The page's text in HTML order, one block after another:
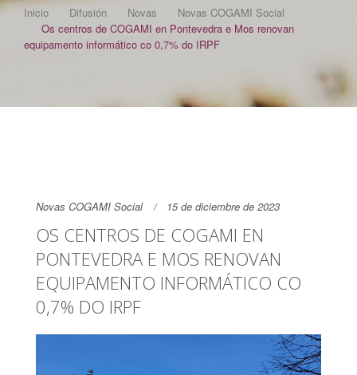
Inicio Difusión Novas
Novas COGAMI Social
Os centros de COGAMI en Pontevedra e Mos renovan
equipamento informático co 0,7% do IRPF
Novas COGAMI Social 15 de diciembre de 2023
OS CENTROS DE COGAMI EN
PONTEVEDRA E MOS RENOVAN
EQUIPAMENTO INFORMÁTICO CO
0,7% DO IRPF